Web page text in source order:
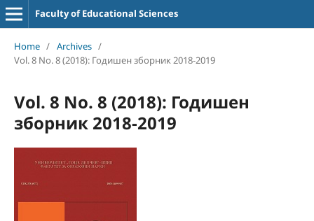
Faculty of Educational Sciences
Home / Archives /
Vol. 8 No. 8 (2018): Годишен зборник 2018-2019
Vol. 8 No. 8 (2018): Годишен
зборник 2018-2019